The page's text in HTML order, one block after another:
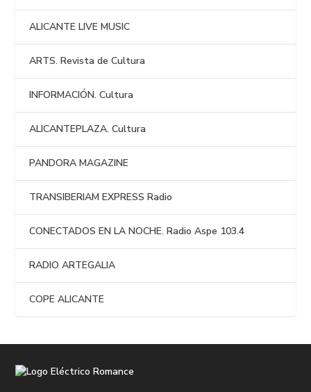
ALICANTE LIVE MUSIC
ARTS. Revista de Cultura
INFORMACIÓN. Cultura
ALICANTEPLAZA. Cultura
PANDORA MAGAZINE
TRANSIBERIAM EXPRESS Radio
CONECTADOS EN LA NOCHE. Radio Aspe 103.4
RADIO ARTEGALIA
COPE ALICANTE